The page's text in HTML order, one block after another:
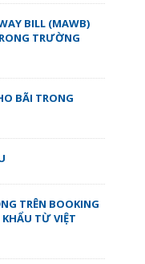
BILL (MAWB)
TRƯỜNG
BÃI TRONG
TRÊN BOOKING
TỪ VIỆT